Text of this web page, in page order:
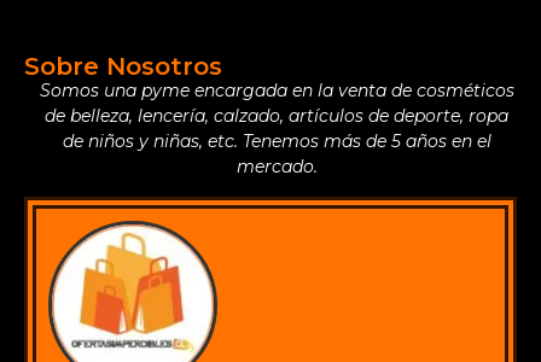
Sobre Nosotros
Somos una pyme encargada en la venta de cosméticos
de belleza, lencería, calzado, artículos de deporte, ropa
de niños y niñas, etc. Tenemos más de 5 años en el
mercado.